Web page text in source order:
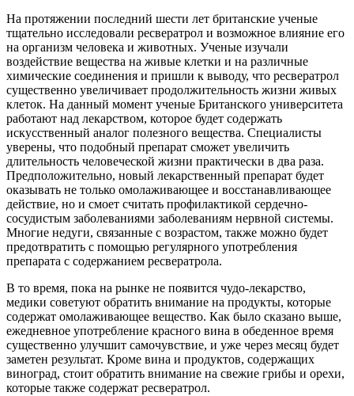
На протяжении последний шести лет британские ученые
тщательно исследовали ресвератрол и возможное влияние его
на организм человека и животных. Ученые изучали
воздействие вещества на живые клетки и на различные
химические соединения и пришли к выводу, что ресвератрол
существенно увеличивает продолжительность жизни живых
клеток. На данный момент ученые Британского университета
работают над лекарством, которое будет содержать
искусственный аналог полезного вещества. Специалисты
уверены, что подобный препарат сможет увеличить
длительность человеческой жизни практически в два раза.
Предположительно, новый лекарственный препарат будет
оказывать не только омолаживающее и восстанавливающее
действие, но и смоет считать профилактикой сердечно-
сосудистым заболеваниями заболеваниям нервной системы.
Многие недуги, связанные с возрастом, также можно будет
предотвратить с помощью регулярного употребления
препарата с содержанием ресвератрола.
В то время, пока на рынке не появится чудо-лекарство,
медики советуют обратить внимание на продукты, которые
содержат омолаживающее вещество. Как было сказано выше,
ежедневное употребление красного вина в обеденное время
существенно улучшит самочувствие, и уже через месяц будет
заметен результат. Кроме вина и продуктов, содержащих
виноград, стоит обратить внимание на свежие грибы и орехи,
которые также содержат ресвератрол.